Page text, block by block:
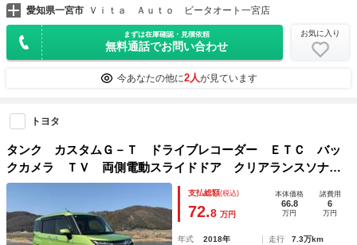
愛知県一宮市 Ｖｉｔａ Ａｕｔｏ ビータオート一宮店
まずは在庫確認・見積依頼
無料通話でお問い合わせ
お気に入り
今あなたの他に2人が見ています
トヨタ
タンク カスタムＧ－Ｔ ドライブレコーダー ＥＴＣ バッ
クカメラ ＴＶ 両側電動スライドドア クリアランスソナ
ー オートクルーズコントロール 衝突被害軽減システム ア
ルミホイール オートライト ＬＥＤヘッドランプ
支払総額(税込)
72.8 万円
本体価格
66.8
万円
諸費用
6
万円
年式 2018年 走行
7.3万km